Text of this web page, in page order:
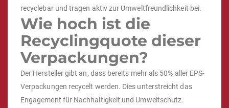
recyclebar und tragen aktiv zur Umweltfreundlichkeit bei.
Wie hoch ist die
Recyclingquote dieser
Verpackungen?
Der Hersteller gibt an, dass bereits mehr als 50% aller EPS-
Verpackungen recycelt werden. Dies unterstreicht das
Engagement für Nachhaltigkeit und Umweltschutz.